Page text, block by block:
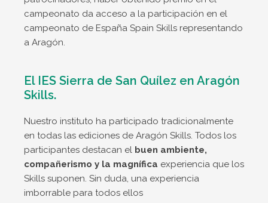
campeonato da acceso a la participación en el
campeonato de España Spain Skills representando
a Aragón.
El IES Sierra de San Quílez en Aragón
Skills.
Nuestro instituto ha participado tradicionalmente
en todas las ediciones de Aragón Skills. Todos los
participantes destacan el buen ambiente,
compañerismo y la magnífica experiencia que los
Skills suponen. Sin duda, una experiencia
imborrable para todos ellos